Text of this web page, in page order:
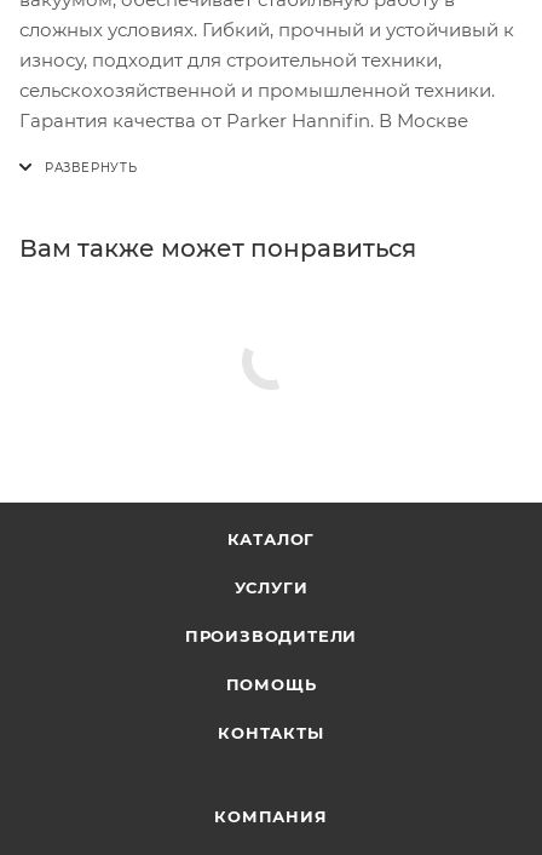
сложных условиях. Гибкий, прочный и устойчивый к
износу, подходит для строительной техники,
сельскохозяйственной и промышленной техники.
Гарантия качества от Parker Hannifin. В Москве
Вам также может понравиться
КАТАЛОГ
УСЛУГИ
ПРОИЗВОДИТЕЛИ
ПОМОЩЬ
КОНТАКТЫ
КОМПАНИЯ